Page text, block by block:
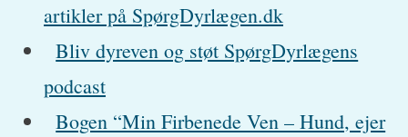
artikler på SpørgDyrlægen.dk
Bliv dyreven og støt SpørgDyrlægens
podcast
Bogen “Min Firbenede Ven – Hund, ejer